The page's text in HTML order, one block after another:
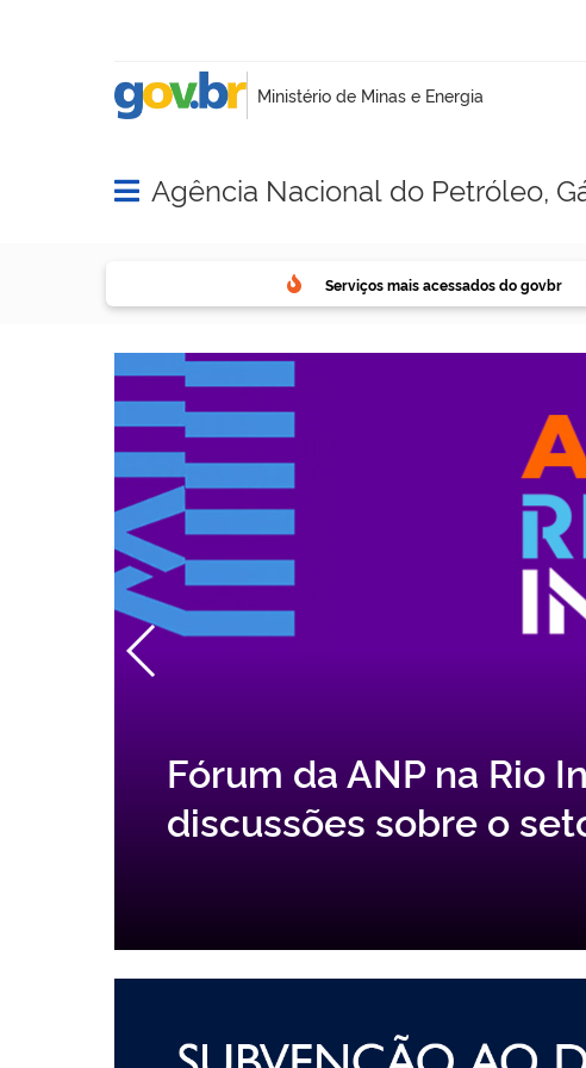
Abrir menu principal de navegação
Agência Nacional do Petróleo,
Serviços mais acessados do govbr
Oferta Permanente:
de Partilha ofertará 13